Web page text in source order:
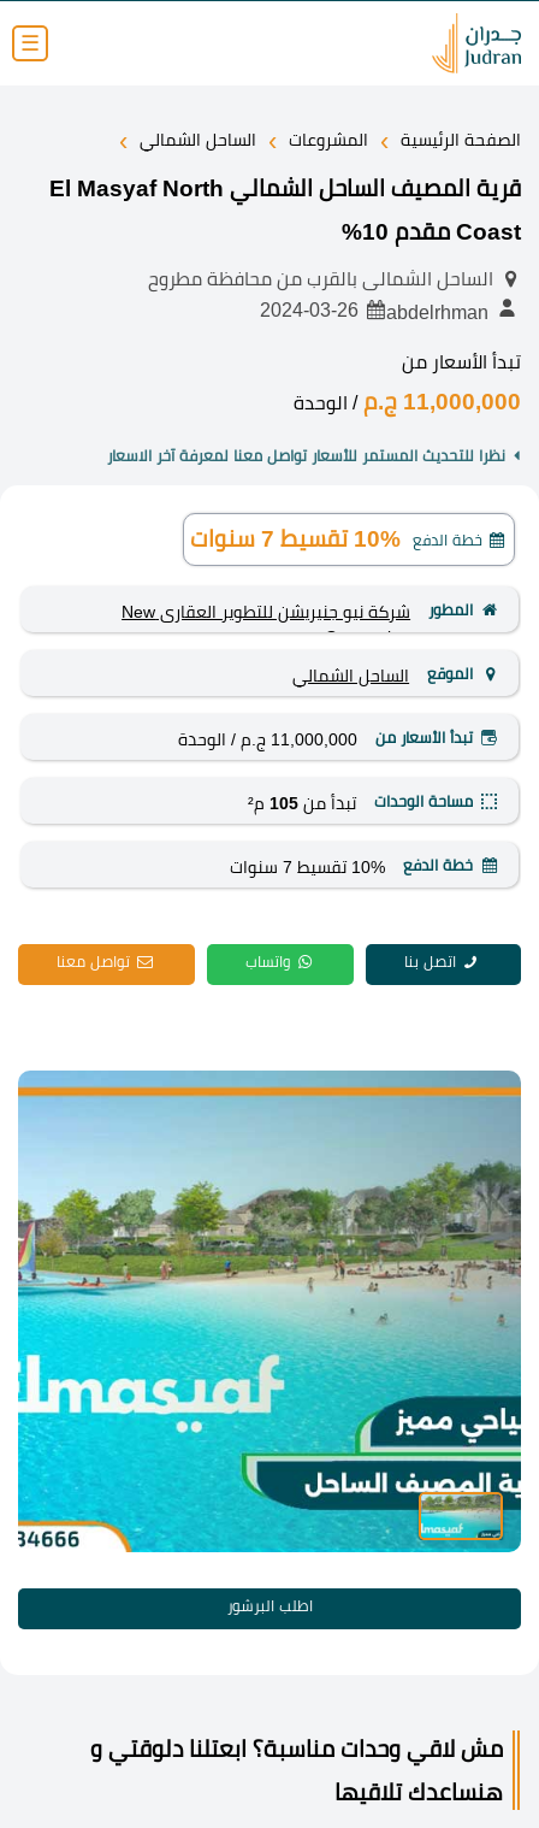
☰
الصفحة الرئيسية › المشروعات › الساحل الشمالي ›
قرية المصيف الساحل الشمالي El Masyaf North
Coast مقدم 10%
الساحل الشمالى بالقرب من محافظة مطروح
2024-03-26
تبدأ الأسعار من
11,000,000 ج.م / الوحدة
نظرا للتحديث المستمر للأسعار تواصل معنا لمعرفة آخر الاسعار
خطة الدفع 10% تقسيط 7 سنوات
المطور
شركة نيو جنيريشن للتطوير العقارى New
Generation
الموقع الساحل الشمالي
تبدأ الأسعار من 11,000,000 ج.م / الوحدة
مساحة الوحدات تبدأ من 105 م²
خطة الدفع 10% تقسيط 7 سنوات
اتصل بنا واتساب تواصل معنا
اطلب البرشور
مش لاقي وحدات مناسبة؟ ابعتلنا دلوقتي و
هنساعدك تلاقيها